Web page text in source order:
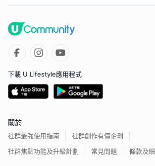
下載 U Lifestyle應用程式
關於
社群最強使用指南
社群創作有價企劃
社群焦點功能及升級計劃
常見問題 條款及